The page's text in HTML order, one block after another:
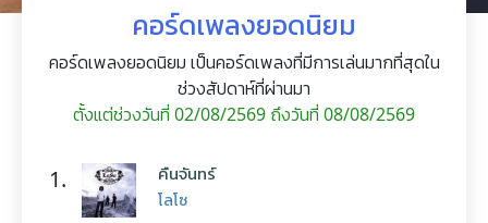
คอร์ดเพลงยอดนิยม
คอร์ดเพลงยอดนิยม เป็นคอร์ดเพลงที่มีการเล่นมากที่สุดใน
ช่วงสัปดาห์ที่ผ่านมา
ตั้งแต่ช่วงวันที่ 02/08/2569 ถึงวันที่ 08/08/2569
1. คืนจันทร์
โลโซ